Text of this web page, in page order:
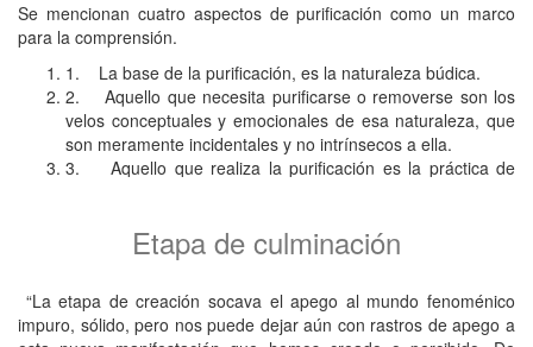
Se mencionan cuatro aspectos de purificación como un marco
para la comprensión.
1. La base de la purificación, es la naturaleza búdica.
2. Aquello que necesita purificarse o removerse son los
velos conceptuales y emocionales de esa naturaleza, que
son meramente incidentales y no intrínsecos a ella.
3. Aquello que realiza la purificación es la práctica de
de un ritual, un texto litúrgico llamado un “medio para la
realización” (drub tah,sánscr.sadhana). Hay una gran variedad
Etapa de culminación
“La etapa de creación socava el apego al mundo fenoménico
impuro, sólido, pero nos puede dejar aún con rastros de apego a